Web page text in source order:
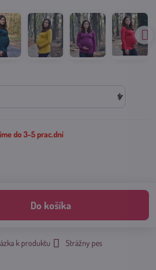
do 3-5 prac.dní
Do košíka
k produktu
Strážny pes